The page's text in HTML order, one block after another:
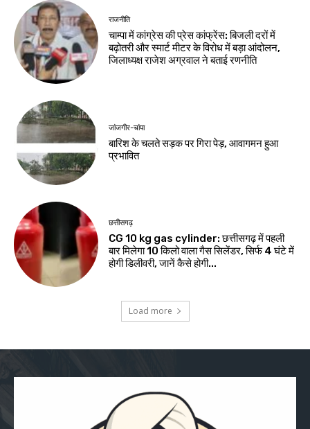
राजनीति
चाम्पा में कांग्रेस की प्रेस कांफ्रेंस: बिजली दरों में
बढ़ोतरी और स्मार्ट मीटर के विरोध में बड़ा आंदोलन,
जिलाध्यक्ष राजेश अग्रवाल ने बताई रणनीति
जांजगीर-चांपा
बारिश के चलते सड़क पर गिरा पेड़, आवागमन हुआ
प्रभावित
छत्तीसगढ़
CG 10 kg gas cylinder: छत्तीसगढ़ में पहली
बार मिलेगा 10 किलो वाला गैस सिलेंडर, सिर्फ 4 घंटे में
होगी डिलीवरी, जानें कैसे होगी...
Load more